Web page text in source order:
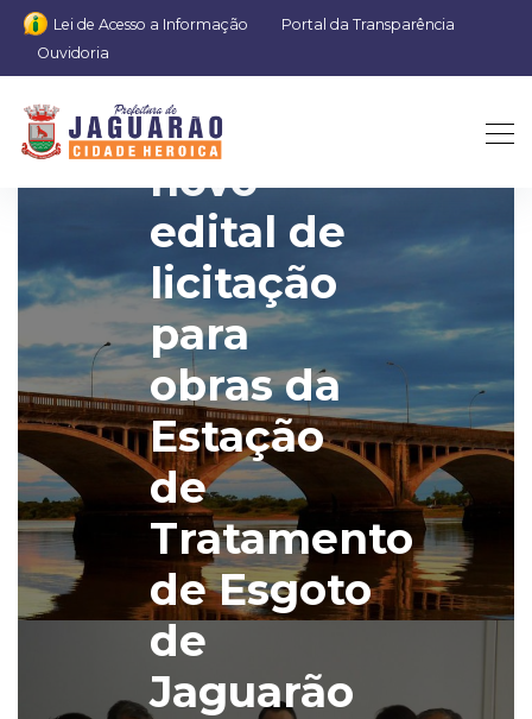
Lei de Acesso a Informação
Portal da Transparência
Ouvidoria
Lançado
novo
edital de
licitação
para
obras da
Estação
de
Tratamento
de Esgoto
de
Jaguarão